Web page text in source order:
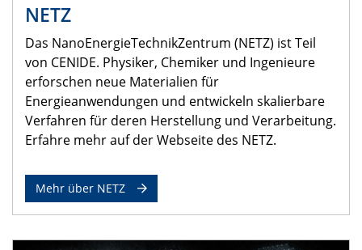
NETZ
Das NanoEnergieTechnikZentrum (NETZ) ist Teil
von CENIDE. Physiker, Chemiker und Ingenieure
erforschen neue Materialien für
Energieanwendungen und entwickeln skalierbare
Verfahren für deren Herstellung und Verarbeitung.
Erfahre mehr auf der Webseite des NETZ.
Mehr über NETZ